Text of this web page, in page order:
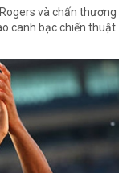
và chấn thương
canh bạc chiến thuật